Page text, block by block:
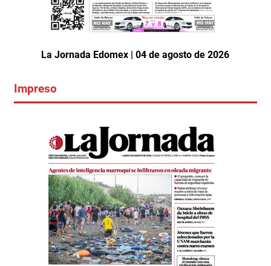
La Jornada Edomex | 04 de agosto de 2026
Impreso